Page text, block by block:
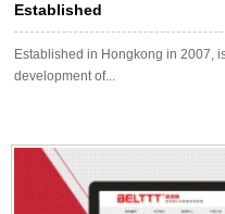
Established
Established in Hongkong in 2007,
development of...